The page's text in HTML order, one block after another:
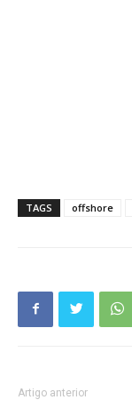
TAGS offshore
Artigo anterior